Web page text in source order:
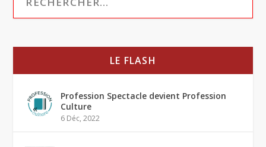
LE FLASH
Profession Spectacle devient Profession
Culture
6 Déc, 2022